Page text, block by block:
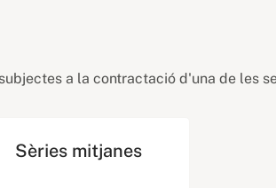
a la contractació d'una de les
Sèries mitjanes